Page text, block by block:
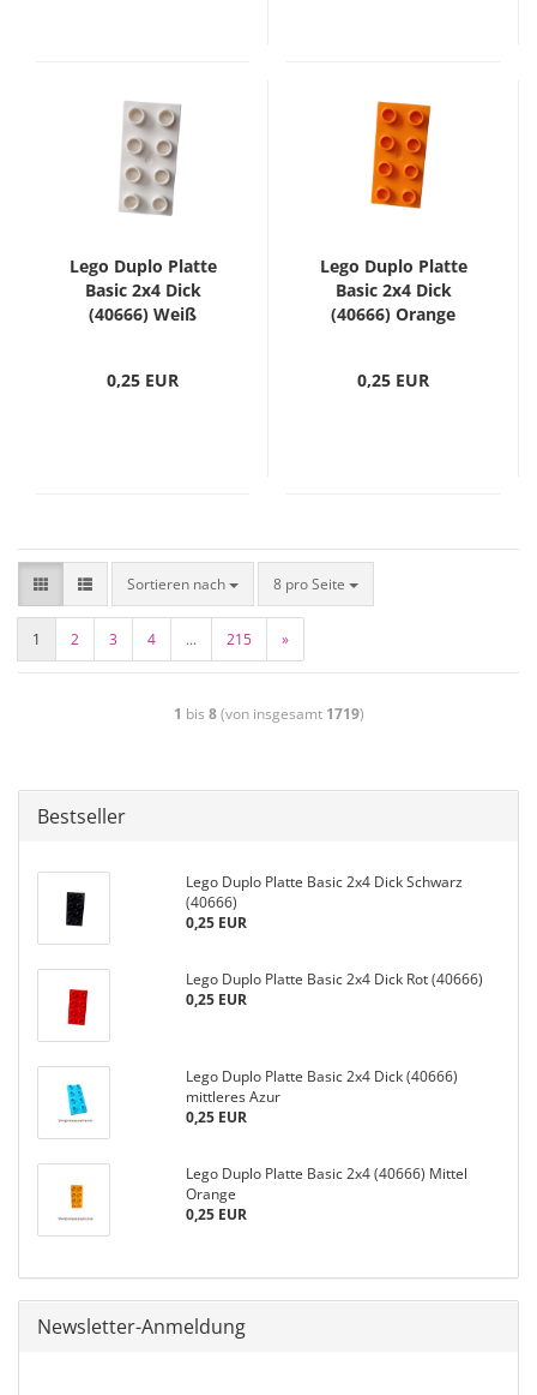
Lego Duplo Platte
Basic 2x4 Dick
(40666) Weiß
0,25 EUR
Lego Duplo Platte
Basic 2x4 Dick
(40666) Orange
0,25 EUR
Sortieren nach 8 pro Seite
1 2 3 4 ... 215 »
1 bis 8(von insgesamt 1719)
Bestseller
Lego Duplo Platte Basic 2x4 Dick Schwarz
(40666)
0,25 EUR
Lego Duplo Platte Basic 2x4 Dick Rot (40666)
0,25 EUR
Lego Duplo Platte Basic 2x4 Dick (40666)
mittleres Azur
0,25 EUR
Lego Duplo Platte Basic 2x4 (40666) Mittel
Orange
0,25 EUR
Newsletter-Anmeldung